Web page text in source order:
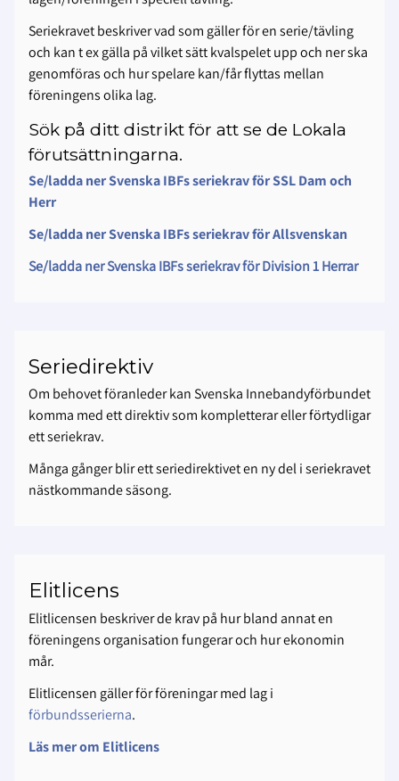
Seriekravet beskriver vad som gäller för en serie/tävling
och kan t ex gälla på vilket sätt kvalspelet upp och ner ska
genomföras och hur spelare kan/får flyttas mellan
föreningens olika lag.
Sök på ditt distrikt för att se de Lokala
förutsättningarna.
Se/ladda ner Svenska IBFs seriekrav för SSL Dam och
Herr
Se/ladda ner Svenska IBFs seriekrav för Allsvenskan
Se/ladda ner Svenska IBFs seriekrav för Division 1 Herrar
Seriedirektiv
Om behovet föranleder kan Svenska Innebandyförbundet
komma med ett direktiv som kompletterar eller förtydligar
ett seriekrav.
Många gånger blir ett seriedirektivet en ny del i seriekravet
nästkommande säsong.
Elitlicens
Elitlicensen beskriver de krav på hur bland annat en
föreningens organisation fungerar och hur ekonomin
mår.
Elitlicensen gäller för föreningar med lag i
förbundsserierna.
Läs mer om Elitlicens